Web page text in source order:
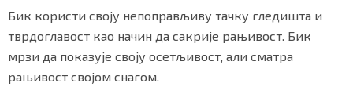
Бик користи своју непоправљиву тачку гледишта и
тврдоглавост као начин да сакрије рањивост. Бик
мрзи да показује своју осетљивост, али сматра
рањивост својом снагом.